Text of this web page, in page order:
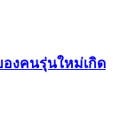
องคนรุ่นใหม่เกิด